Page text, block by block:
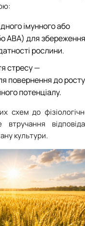
імунного або
ABA) для збереження
рослини.
стресу —
повернення до
потенціалу.
схем до
культури.